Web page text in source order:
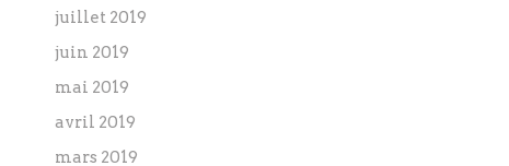
juillet 2019
juin 2019
mai 2019
avril 2019
mars 2019